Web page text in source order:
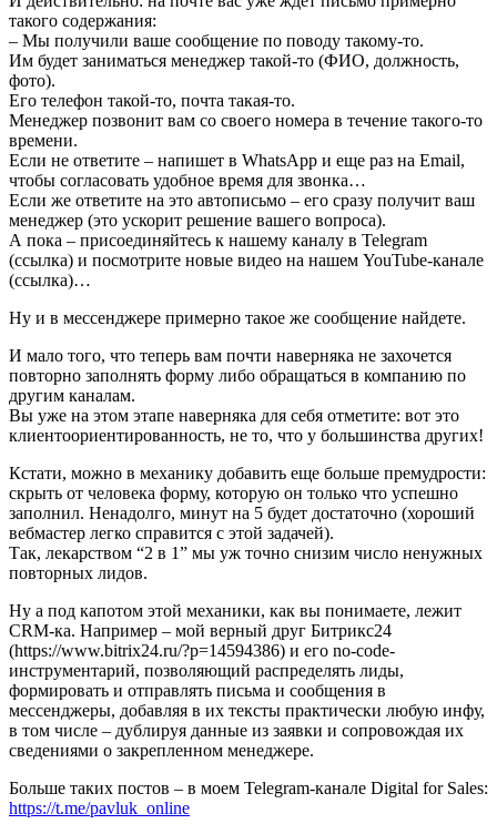
такого содержания:
– Мы получили ваше сообщение по поводу такому-то.
Им будет заниматься менеджер такой-то (ФИО, должность,
фото).
Его телефон такой-то, почта такая-то.
Менеджер позвонит вам со своего номера в течение такого-то
времени.
Если не ответите – напишет в WhatsApp и еще раз на Email,
чтобы согласовать удобное время для звонка…
Если же ответите на это автописьмо – его сразу получит ваш
менеджер (это ускорит решение вашего вопроса).
А пока – присоединяйтесь к нашему каналу в Telegram
(ссылка) и посмотрите новые видео на нашем YouTube-канале
(ссылка)…
Ну и в мессенджере примерно такое же сообщение найдете.
И мало того, что теперь вам почти наверняка не захочется
повторно заполнять форму либо обращаться в компанию по
другим каналам.
Вы уже на этом этапе наверняка для себя отметите: вот это
клиентоориентированность, не то, что у большинства других!
Кстати, можно в механику добавить еще больше премудрости:
скрыть от человека форму, которую он только что успешно
заполнил. Ненадолго, минут на 5 будет достаточно (хороший
вебмастер легко справится с этой задачей).
Так, лекарством “2 в 1” мы уж точно снизим число ненужных
повторных лидов.
Ну а под капотом этой механики, как вы понимаете, лежит
CRM-ка. Например – мой верный друг Битрикс24
(https://www.bitrix24.ru/?p=14594386) и его no-code-
инструментарий, позволяющий распределять лиды,
формировать и отправлять письма и сообщения в
мессенджеры, добавляя в их тексты практически любую инфу,
в том числе – дублируя данные из заявки и сопровождая их
сведениями о закрепленном менеджере.
Больше таких постов – в моем Telegram-канале Digital for Sales:
https://t.me/pavluk_online